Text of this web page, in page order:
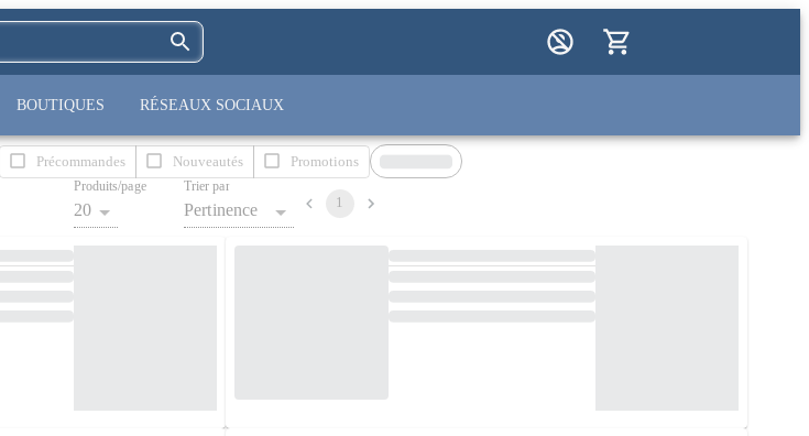
BOUTIQUES RÉSEAUX SOCIAUX
Précommandes Nouveautés Promotions
Produits/page
20
Trier par
Pertinence 1